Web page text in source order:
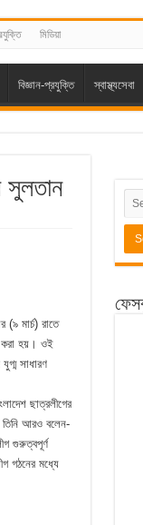
মিডিয়া
বিজ্ঞান-প্রযুক্তি স্বাস্থ্যসেবা
সুলতান
মার্চ) রাতে
করা হয়। ওই
সাধারণ
ছাত্রলীগের
তিনি আরও বলেন-
গুরুত্বপূর্ণ
গঠনের মধ্যে